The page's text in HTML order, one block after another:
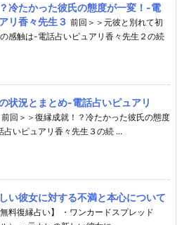
冷たかった彼氏の態度が一変！-電
リ香々先生３ 前回＞＞元彼と別れて初
感触は-電話占いピュアリ香々先生２の続
状況とまとめ-電話占いピュアリ
前回＞＞復縁成就！？冷たかった彼氏の態度
いピュアリ香々先生３の続 ...
い彼女に対する不満と本心について
無料復縁占い】 ・ワンカードスプレッド